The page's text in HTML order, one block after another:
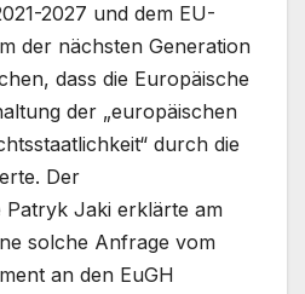
2027 und dem EU-
der nächsten Generation
dass die Europäische
der „europäischen
durch die
Der
Patryk Jaki erklärte am
solche Anfrage vom
an den EuGH